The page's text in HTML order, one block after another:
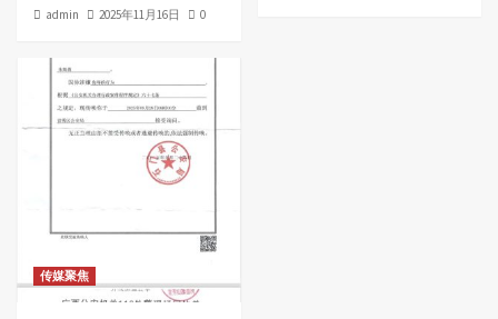
admin 2025年11月16日 0
传媒聚焦